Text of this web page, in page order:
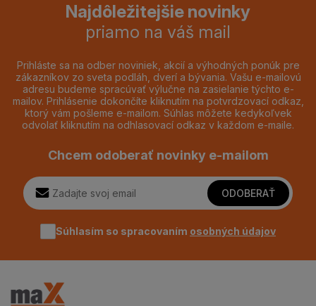
Najdôležitejšie novinky
priamo na váš mail
Prihláste sa na odber noviniek, akcií a výhodných ponúk pre
zákazníkov zo sveta podláh, dverí a bývania. Vašu e-mailovú
adresu budeme spracúvať výlučne na zasielanie týchto e-
mailov. Prihlásenie dokončíte kliknutím na potvrdzovací odkaz,
ktorý vám pošleme e-mailom. Súhlas môžete kedykoľvek
odvolať kliknutím na odhlasovací odkaz v každom e-maile.
Chcem odoberať novinky e-mailom
ODOBERAŤ
Súhlasím so spracovaním osobných údajov